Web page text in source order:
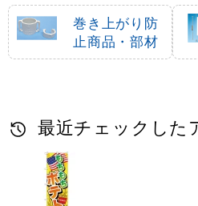
巻き上がり防
止商品・部材
最近チェックした